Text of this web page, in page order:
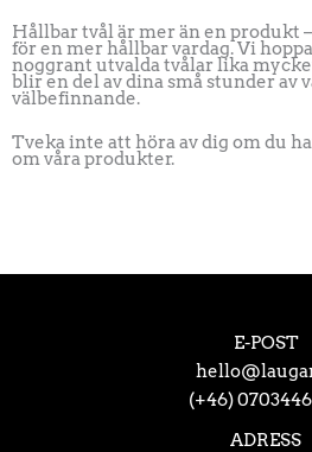
Hållbar tvål är mer än en produkt
för en mer hållbar vardag. Vi
noggrant utvalda tvålar lika
blir en del av dina små stunder av
välbefinnande.
Tveka inte att höra av dig om du
om våra produkter.
E-POST
(+46)
ADRESS